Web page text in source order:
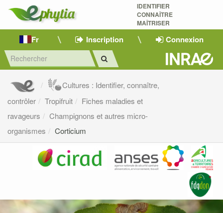
IDENTIFIER
CONNAÎTRE
MAÎTRISER
Fr Inscription Connexion
Cultures : Identifier, connaître,
contrôler
Tropifruit
Fiches maladies et
ravageurs
Champignons et autres micro-
organismes
Corticium